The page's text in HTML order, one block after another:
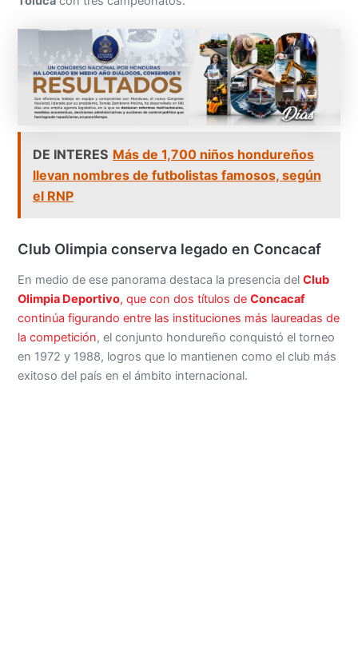
DE INTERES Más de 1,700 niños hondureños
llevan nombres de futbolistas famosos, según
el RNP
Club Olimpia conserva legado en Concacaf
En medio de ese panorama destaca la presencia delClub
Olimpia Deportivo, que con dos títulos deConcacaf
continúa figurando entre las instituciones más laureadas de
la competición, el conjunto hondureño conquistó el torneo
en 1972 y 1988, logros que lo mantienen como el club más
exitoso del país en el ámbito internacional.